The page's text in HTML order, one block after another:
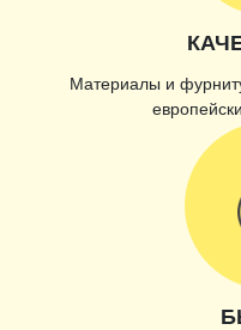
Материалы и